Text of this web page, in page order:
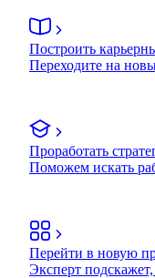
Построить
Переходите на
Проработать
Поможем искать
Перейти в новую
Эксперт